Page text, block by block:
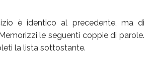
è identico al precedente, ma di
le seguenti coppie di parole.
la lista sottostante.